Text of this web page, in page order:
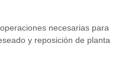
necesarias para
y reposición de planta